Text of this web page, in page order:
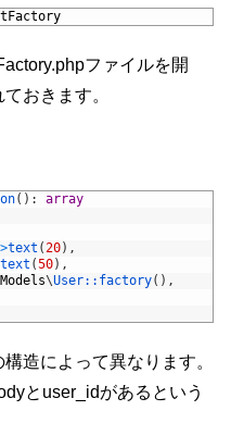
ファイルを開
おきます。
( ) :
array
>text ( 20) ,
text (50) ,
Models\User:: factory( ) ,
造によって異なります。
とuser_idがあるという